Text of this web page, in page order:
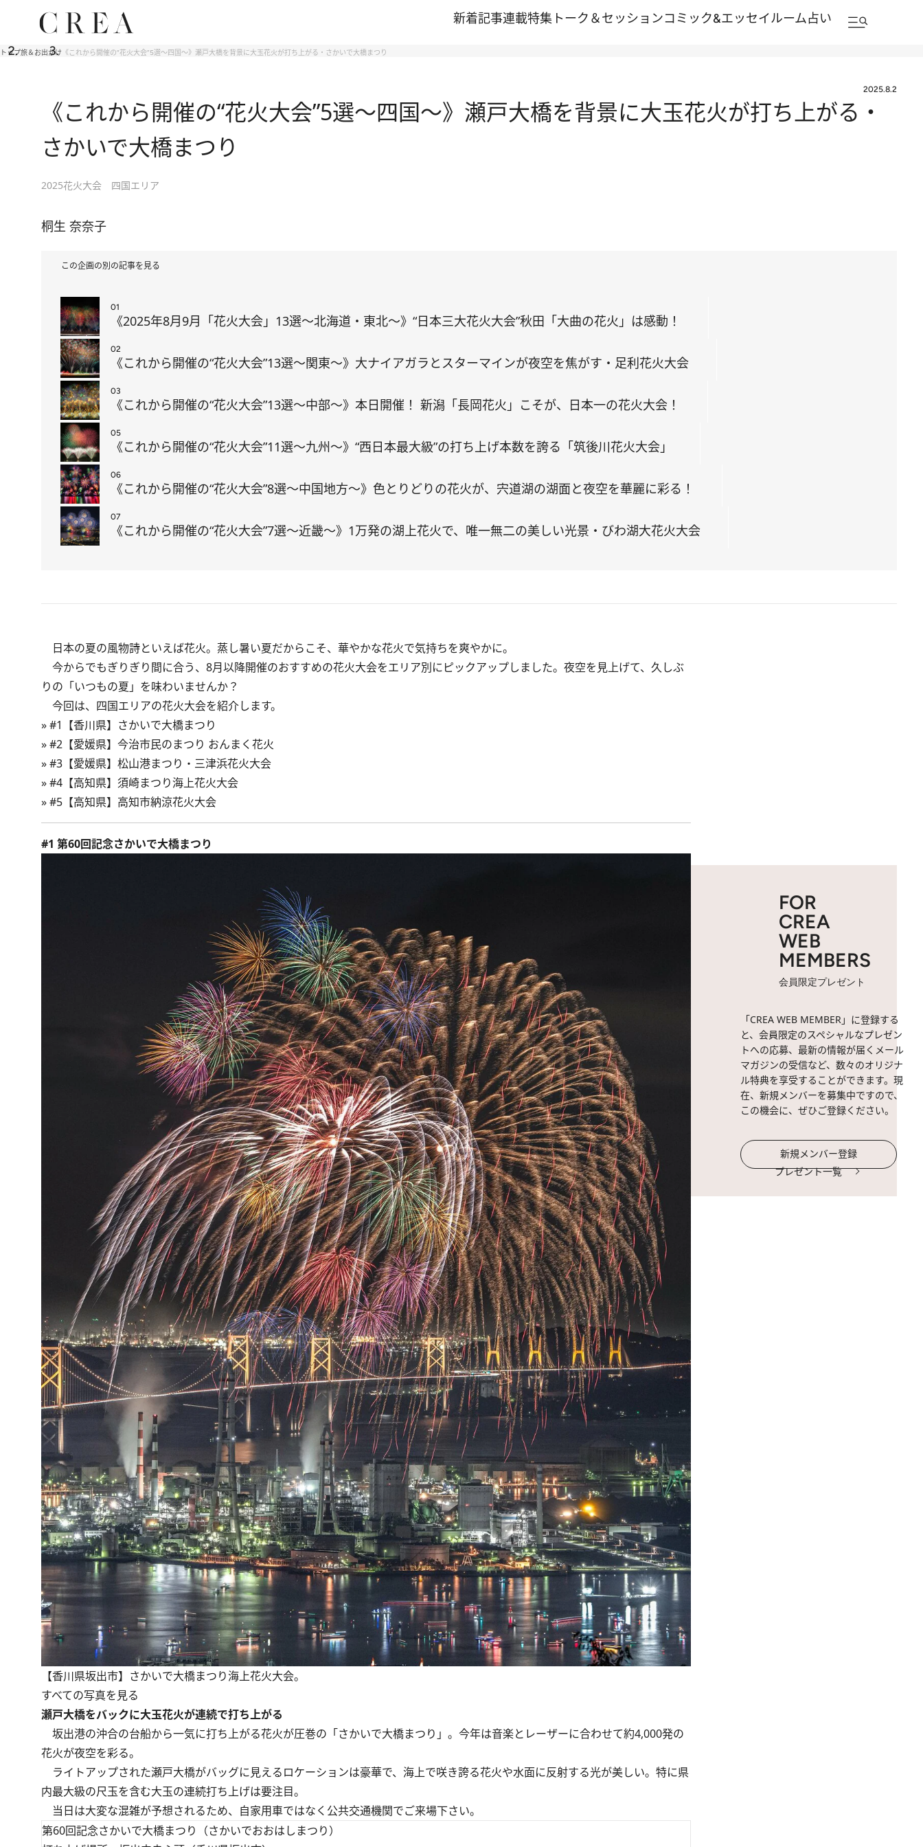
新着記事連載特集 トーク＆セッションコミック&エッセイルーム占い
トップ旅＆お出かけ 《これから開催の“花火大会”5選～四国～》瀬戸大橋を背景に大玉花火が打ち上がる・さかいで大橋まつり
2025.8.2
《これから開催の“花火大会”5選～四国～》瀬戸大橋を背景に大玉花火が打ち上がる・
さかいで大橋まつり
2025花火大会 四国エリア
桐生 奈奈子
この企画の別の記事を見る
01
《2025年8月9月「花火大会」13選～北海道・東北～》“日本三大花火大会”秋田「大曲の花火」は感動！
02
《これから開催の“花火大会”13選～関東～》大ナイアガラとスターマインが夜空を焦がす・足利花火大会
03
《これから開催の“花火大会”13選～中部～》本日開催！ 新潟「長岡花火」こそが、日本一の花火大会！
05
《これから開催の“花火大会”11選～九州～》“西日本最大級”の打ち上げ本数を誇る「筑後川花火大会」
06
《これから開催の“花火大会”8選～中国地方～》色とりどりの花火が、宍道湖の湖面と夜空を華麗に彩る！
07
《これから開催の“花火大会”7選～近畿～》1万発の湖上花火で、唯一無二の美しい光景・びわ湖大花火大会
日本の夏の風物詩といえば花火。蒸し暑い夏だからこそ、華やかな花火で気持ちを爽やかに。
今からでもぎりぎり間に合う、8月以降開催のおすすめの花火大会をエリア別にピックアップしました。夜空を見上げて、久しぶ
りの「いつもの夏」を味わいませんか？
今回は、四国エリアの花火大会を紹介します。
»#1【香川県】さかいで大橋まつり
»#2【愛媛県】今治市民のまつり おんまく花火
»#3【愛媛県】松山港まつり・三津浜花火大会
»#4【高知県】須崎まつり海上花火大会
»#5【高知県】高知市納涼花火大会
#1 第60回記念さかいで大橋まつり
【香川県坂出市】さかいで大橋まつり海上花火大会。
すべての写真を見る
瀬戸大橋をバックに大玉花火が連続で打ち上がる
坂出港の沖合の台船から一気に打ち上がる花火が圧巻の「さかいで大橋まつり」。今年は音楽とレーザーに合わせて約4,000発の
花火が夜空を彩る。
ライトアップされた瀬戸大橋がバッグに見えるロケーションは豪華で、海上で咲き誇る花火や水面に反射する光が美しい。特に県
内最大級の尺玉を含む大玉の連続打ち上げは要注目。
当日は大変な混雑が予想されるため、自家用車ではなく公共交通機関でご来場下さい。
第60回記念さかいで大橋まつり（さかいでおおはしまつり）
FOR
CREA
WEB
MEMBERS
会員限定プレゼント
「CREA WEB MEMBER」に登録する
と、会員限定のスペシャルなプレゼン
トへの応募、最新の情報が届くメール
マガジンの受信など、数々のオリジナ
ル特典を享受することができます。現
在、新規メンバーを募集中ですので、
この機会に、ぜひご登録ください。
新規メンバー登録
プレゼント一覧